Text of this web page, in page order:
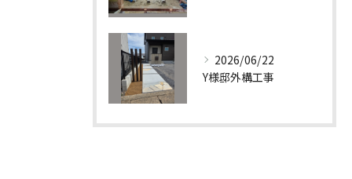
2026/06/22
Y様邸外構工事